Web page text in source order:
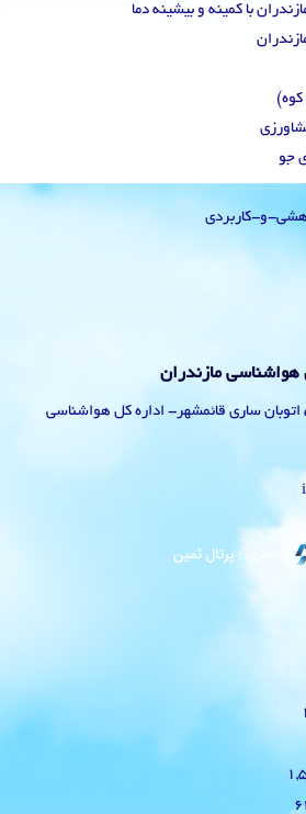
جو
و-کاربردی
هواشناسی مازندران
آدرس: ساری – کیلومتر 5 اتوبان ساری قائمشهر- اداره کل هواشناسی